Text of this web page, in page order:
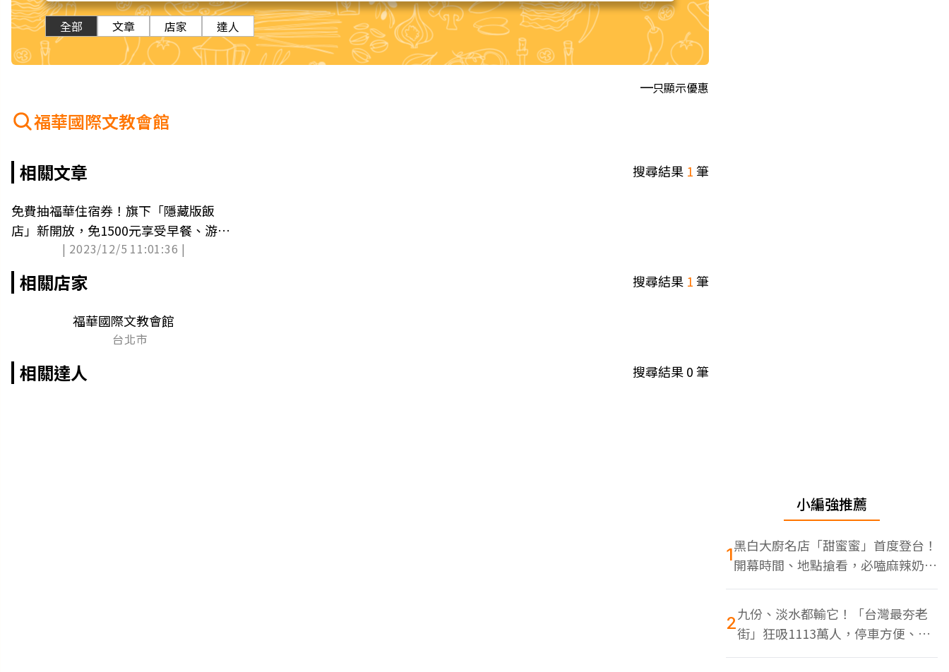
全部 文章 店家 達人
只顯示優惠
福華國際文教會館
相關文章 搜尋結果 1筆
免費抽福華住宿券！旗下「隱藏版飯
店」新開放，免1500元享受早餐、游泳
池（中獎公布）| 2023/12/5 11:01:36 |
相關店家 搜尋結果 1筆
福華國際文教會館
台北市
相關達人 搜尋結果0筆
小編強推薦
1黑白大廚名店「甜蜜蜜」首度登台！
開幕時間、地點搶看，必嗑麻辣奶油
蝦
2九份、淡水都輸它！「台灣最夯老
街」狂吸1113萬人，停車方便、特
色美食多